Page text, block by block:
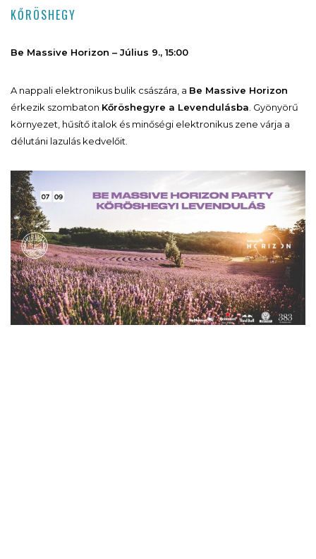
KŐRÖSHEGY
Be Massive Horizon – Július 9., 15:00
A nappali elektronikus bulik császára, a Be Massive Horizon
érkezik szombaton Kőröshegyre a Levendulásba . Gyönyörű
környezet, hűsítő italok és minőségi elektronikus zene várja a
délutáni lazulás kedvelőit.